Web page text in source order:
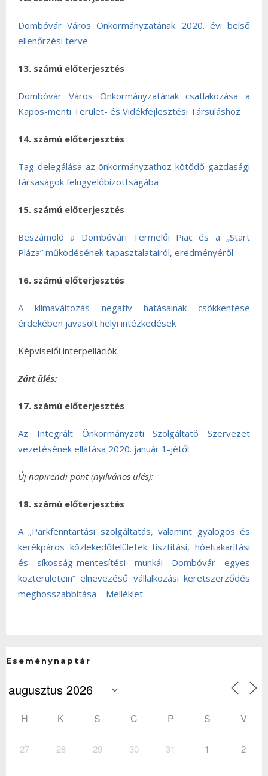
Dombóvár Város Önkormányzatának 2020. évi belső
ellenőrzési terve
13. számú előterjesztés
Dombóvár Város Önkormányzatának csatlakozása a
Kapos-menti Terület- és Vidékfejlesztési Társuláshoz
14. számú előterjesztés
Tag delegálása az önkormányzathoz kötődő gazdasági
társaságok felügyelőbizottságába
15. számú előterjesztés
Beszámoló a Dombóvári Termelői Piac és a „Start
Pláza” működésének tapasztalatairól, eredményéről
16. számú előterjesztés
A klímaváltozás negatív hatásainak csökkentése
érdekében javasolt helyi intézkedések
Képviselői interpellációk
Zárt ülés:
17. számú előterjesztés
Az Integrált Önkormányzati Szolgáltató Szervezet
vezetésének ellátása 2020. január 1-jétől
Új napirendi pont (nyilvános ülés):
18. számú előterjesztés
A „Parkfenntartási szolgáltatás, valamint gyalogos és
kerékpáros közlekedőfelületek tisztítási, hóeltakarítási
és síkosság-mentesítési munkái Dombóvár egyes
közterületein” elnevezésű vállalkozási keretszerződés
meghosszabbítása – Melléklet
Eseménynaptár
H K S C P S V
27 28 29 30 31 1 2